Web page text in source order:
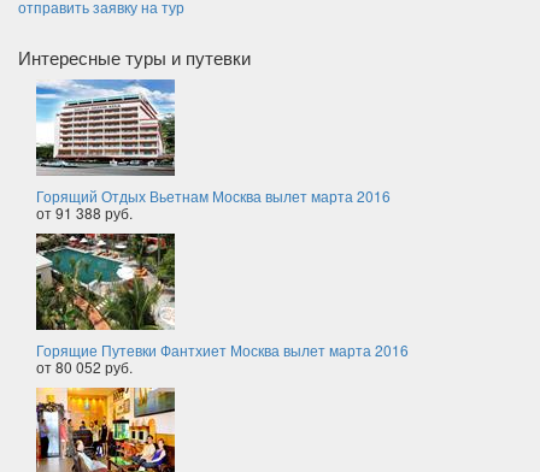
отправить заявку на тур
Интересные туры и путевки
Горящий Отдых Вьетнам Москва вылет марта 2016
от 91 388 руб.
Горящие Путевки Фантхиет Москва вылет марта 2016
от 80 052 руб.